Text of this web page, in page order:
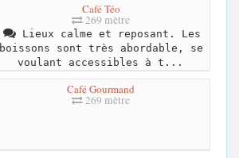
Café Téo
269 mètre
Lieux calme et reposant. Les
boissons sont très abordable, se
voulant accessibles à t...
Café Gourmand
269 mètre